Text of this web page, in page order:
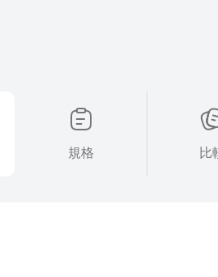
規格 比